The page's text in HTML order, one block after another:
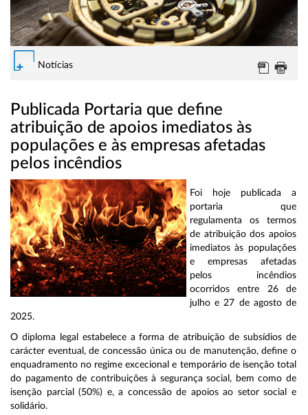
Notícias
Publicada Portaria que define
atribuição de apoios imediatos às
populações e às empresas afetadas
pelos incêndios
Foi hoje publicada a
portaria que
regulamenta os termos
de atribuição dos apoios
imediatos às populações
e empresas afetadas
pelos incêndios
ocorridos entre 26 de
julho e 27 de agosto de
2025.
O diploma legal estabelece a forma de atribuição de subsídios de
carácter eventual, de concessão única ou de manutenção, define o
enquadramento no regime excecional e temporário de isenção total
do pagamento de contribuições à segurança social, bem como de
isenção parcial (50%) e, a concessão de apoios ao setor social e
solidário.